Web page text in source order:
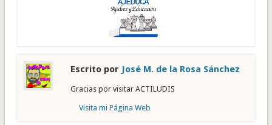
Escrito por José M. de la Rosa Sánchez
Gracias por visitar ACTILUDIS
Visita mi Página Web